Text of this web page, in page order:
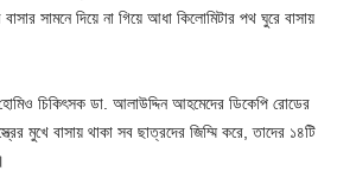
সামনে দিয়ে না গিয়ে আধা কিলোমিটার পথ ঘুরে বাসায়
চিকিৎসক ডা. আলাউদ্দিন আহমেদের ডিকেপি রোডের
মুখে বাসায় থাকা সব ছাত্রদের জিম্মি করে, তাদের ১৪টি